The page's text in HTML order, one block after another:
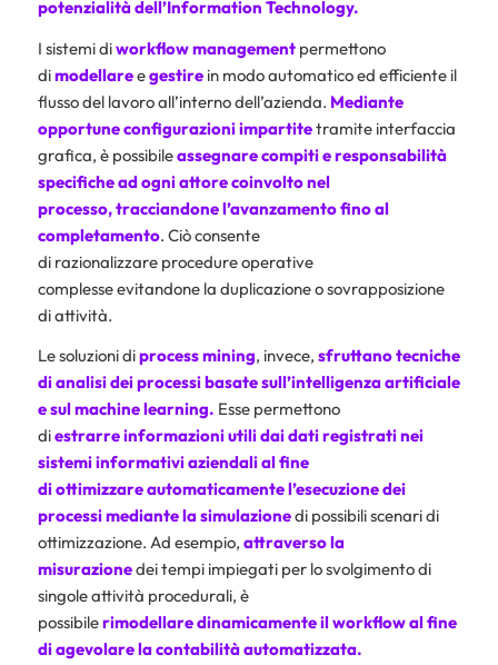
potenzialità dell’Information Technology.
I sistemi diworkflow managementpermettono
dimodellareegestirein modo automatico ed efficiente il
flusso del lavoro all’interno dell’azienda. Mediante
opportune configurazioni impartitetramite interfaccia
grafica, è possibileassegnarecompiti e responsabilità
specifiche ad ogni attore coinvolto nel
processo, tracciandone l’avanzamento fino al
completamento. Ciò consente
di razionalizzare procedure operative
complesse evitandone la duplicazione o sovrapposizione
di attività.
Le soluzioni diprocess mining, invece, sfruttanotecniche
di analisi dei processi basate sull’intelligenza artificiale
e sul machine learning. Esse permettono
diestrarre informazioni utili dai dati registrati nei
sistemi informativi aziendali al fine
di ottimizzare automaticamente l’esecuzione dei
processi mediante la simulazionedi possibili scenari di
ottimizzazione. Ad esempio, attraverso la
misurazionedei tempi impiegati per lo svolgimento di
singole attività procedurali, è
possibilerimodellaredinamicamente il workflow al fine
diagevolare lacontabilità automatizzata.